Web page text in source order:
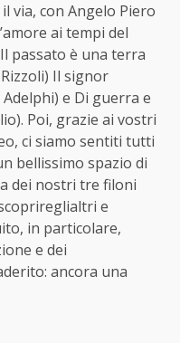
via, con Angelo Piero
ai tempi del
passato è una terra
Il signor
e Di guerra e
Poi, grazie ai vostri
ci siamo sentiti tutti
bellissimo spazio di
dei nostri tre filoni
e
in particolare,
e dei
ancora una